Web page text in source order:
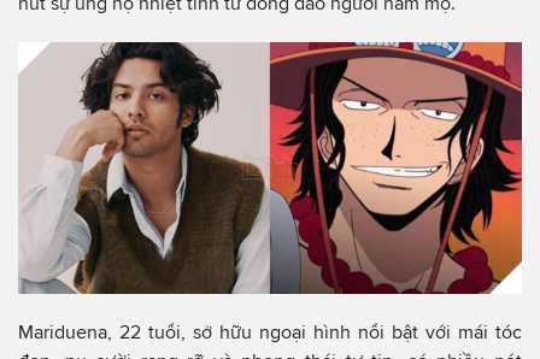
Mariduena, 22 tuổi, sở hữu ngoại hình nổi bật với mái tóc